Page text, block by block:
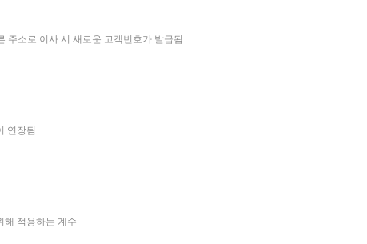
주소로 이사 시 새로운 고객번호가 발급됨
연장됨
해 적용하는 계수